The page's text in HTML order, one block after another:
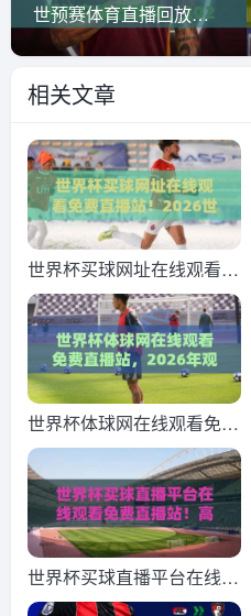
世预赛体育直播回放无插件在线直播网，2026年看球新姿势！（世预赛体育直播回放无插件在线直播网）
相关文章
世界杯买球网址在线观看免
费直播站！2026世界杯观
赛新姿势（世界杯买球网址
在线观看免费直播站）你ge
t了吗？
世界杯体球网在线观看免费
直播站，2026年观赛新选
择！
世界杯买球直播平台在线观
看免费直播站！高清流畅新